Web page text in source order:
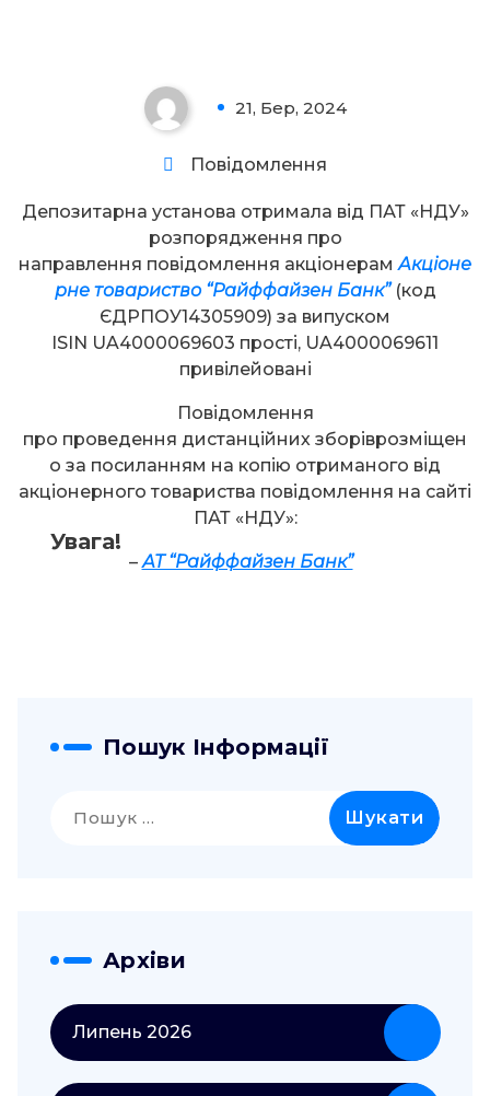
21, Бер, 2024
Повідомлення
Увага!
Депозитарна установа отримала від ПАТ «НДУ»
розпорядження про
направлення повідомлення акціонерам Акціоне
рне товариство “Райффайзен Банк” (код
ЄДРПОУ14305909) за випуском
ISIN UA4000069603 прості, UA4000069611
привілейовані
Повідомлення
про проведення дистанційних зборіврозміщен
о за посиланням на копію отриманого від
акціонерного товариства повідомлення на сайті
ПАТ «НДУ»:
– АТ “Райффайзен Банк”
Пошук Інформації
Архіви
Липень 2026